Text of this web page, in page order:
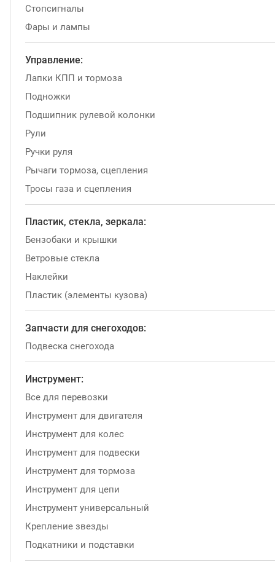
Стопсигналы
Фары и лампы
Управление:
Лапки КПП и тормоза
Подножки
Подшипник рулевой колонки
Рули
Ручки руля
Рычаги тормоза, сцепления
Тросы газа и сцепления
Пластик, стекла, зеркала:
Бензобаки и крышки
Ветровые стекла
Наклейки
Пластик (элементы кузова)
Запчасти для снегоходов:
Подвеска снегохода
Инструмент:
Все для перевозки
Инструмент для двигателя
Инструмент для колес
Инструмент для подвески
Инструмент для тормоза
Инструмент для цепи
Инструмент универсальный
Крепление звезды
Подкатники и подставки